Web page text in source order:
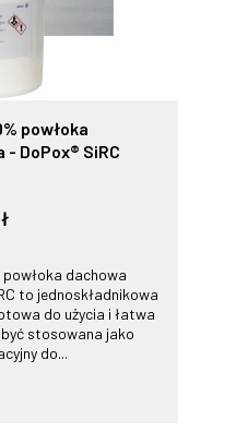
powłoka
- DoPox® SiRC
dachowa
to jednoskładnikowa
do użycia i łatwa
stosowana jako
do...